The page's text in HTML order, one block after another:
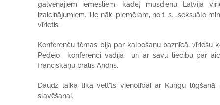
galvenajiem iemesliem, kādēļ mūsdienu Latvijā
izaicinājumiem. Tie nāk, piemēram, no t. s. „seksuālo
vīrietis.
Konferenču tēmas bija par kalpošanu baznīcā, vīriešu
Pēdējo konferenci vadīja un ar savu liecību par
franciskāņu brālis Andris.
Daudz laika tika veltīts vienotībai ar Kungu lūgšanā
slavēšanai.